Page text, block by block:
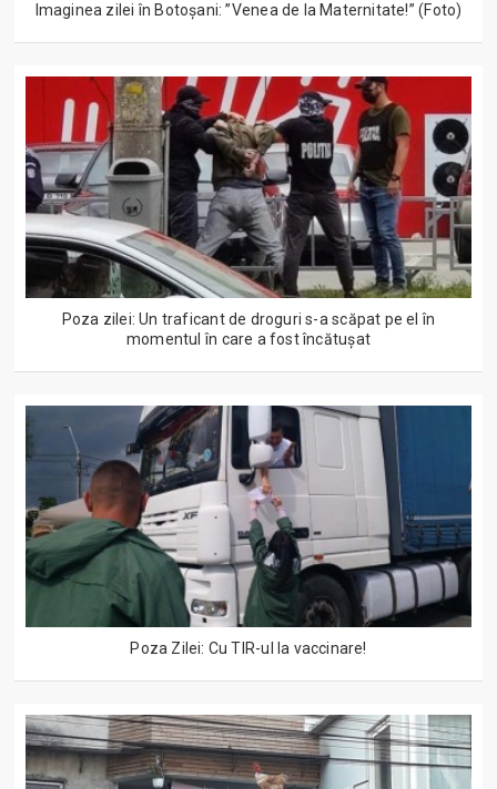
Imaginea zilei în Botoșani: ”Venea de la Maternitate!” (Foto)
Poza zilei: Un traficant de droguri s-a scăpat pe el în
momentul în care a fost încătușat
Poza Zilei: Cu TIR-ul la vaccinare!